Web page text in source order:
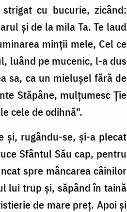
cu bucurie, zicând:
și de la mila Ta. Te laud
minții mele, Cel ce
luând pe mucenic, l-a dus
sa, ca un mielușel fără de
Stăpâne, mulțumesc Ție
cele de odihnă".
și, rugându-se, și-a plecat
Sfântul Său cap, pentru
spre mâncarea câinilor
lui trup și, săpând în taină
de mare preț. Apoi și